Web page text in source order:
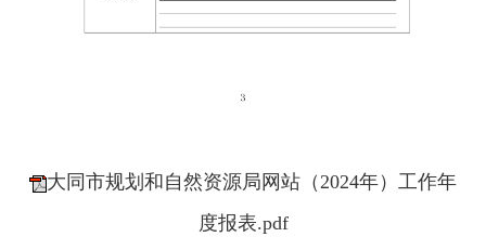
大同市规划和自然资源局网站（2024年）工作年
度报表.pdf